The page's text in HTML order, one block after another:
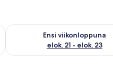
14 - elok. 16
Ensi viikonloppuna
elok. 21 - elok. 23
Tarkista ensi viikonlopun